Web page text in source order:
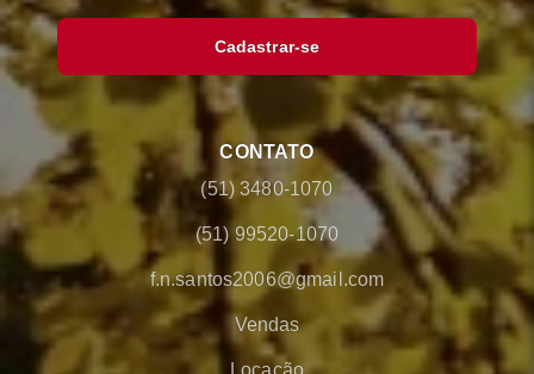
Cadastrar-se
CONTATO
(51) 3480-1070
(51) 99520-1070
f.n.santos2006@gmail.com
Vendas
Locação